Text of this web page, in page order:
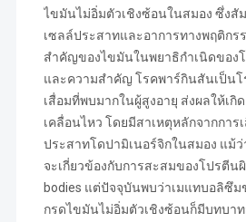
ไขมันไม่อิ่มตัวเชิงซ้อนในสมอง ซึ่งสั
เซลล์ประสาทและอาการทางพฤติก
สำคัญของไขมันในพยาธิกำเนิดของ
และความสำคัญ โรคพาร์กินสันเป็น
เสื่อมที่พบมากในผู้สูงอายุ ส่งผลให้เกิ
เคลื่อนไหว โดยมีสาเหตุหลักจากการ
ประสาทโดปามิเนอร์จิกในสมอง แม้
จะเกี่ยวข้องกับการสะสมของโปรตีน
bodies แต่ปัจจุบันพบว่าเมแทบอลิซึม
กรดไขมันไม่อิ่มตัวเชิงซ้อนก็มีบทบา